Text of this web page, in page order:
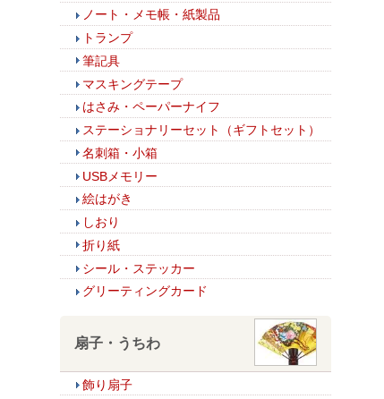
ノート・メモ帳・紙製品
トランプ
筆記具
マスキングテープ
はさみ・ペーパーナイフ
ステーショナリーセット（ギフトセット）
名刺箱・小箱
USBメモリー
絵はがき
しおり
折り紙
シール・ステッカー
グリーティングカード
扇子・うちわ
飾り扇子